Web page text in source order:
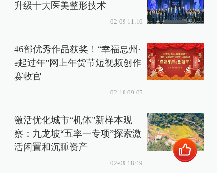
升级十大医美整形技术
02-09 11:10
46部优秀作品获奖！“幸福忠州·
e起过年”网上年货节短视频创作
赛收官
02-10 09:05
激活优化城市“机体”新样本观
察：九龙坡“五率一专项”探索激
活闲置和沉睡资产
02-09 18:19